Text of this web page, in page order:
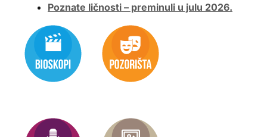
Poznate ličnosti – preminuli u julu 2026.